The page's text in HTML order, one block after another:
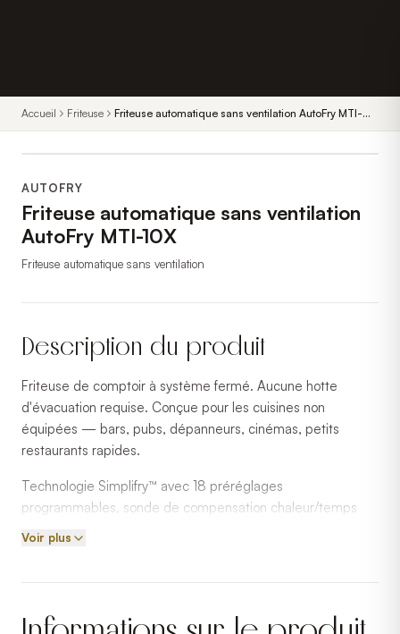
Accueil Friteuse
Friteuse automatique sans ventilation AutoFry MTI-
10X
AUTOFRY
Friteuse automatique sans ventilation
AutoFry MTI-10X
Friteuse automatique sans ventilation
Description du produit
Friteuse de comptoir à système fermé. Aucune hotte
d'évacuation requise. Conçue pour les cuisines non
équipées — bars, pubs, dépanneurs, cinémas, petits
restaurants rapides.
Technologie Simplifry™ avec 18 préréglages
programmables, sonde de compensation chaleur/temps
automatique, mode veille écoénergie et interface
multilingue. Système d'extinction incendie ANSUL® intégré.
Composants intérieurs lavables en machine. Construction
recommandé aux 3 mois.
Voir plus